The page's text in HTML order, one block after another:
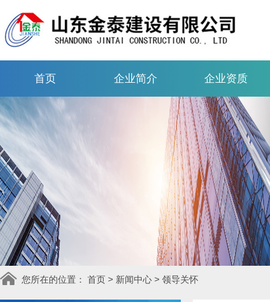
首页 企业简介 企业资质
您所在的位置： 首页 > 新闻中心 > 领导关怀